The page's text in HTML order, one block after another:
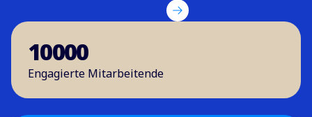
10000
Engagierte Mitarbeitende